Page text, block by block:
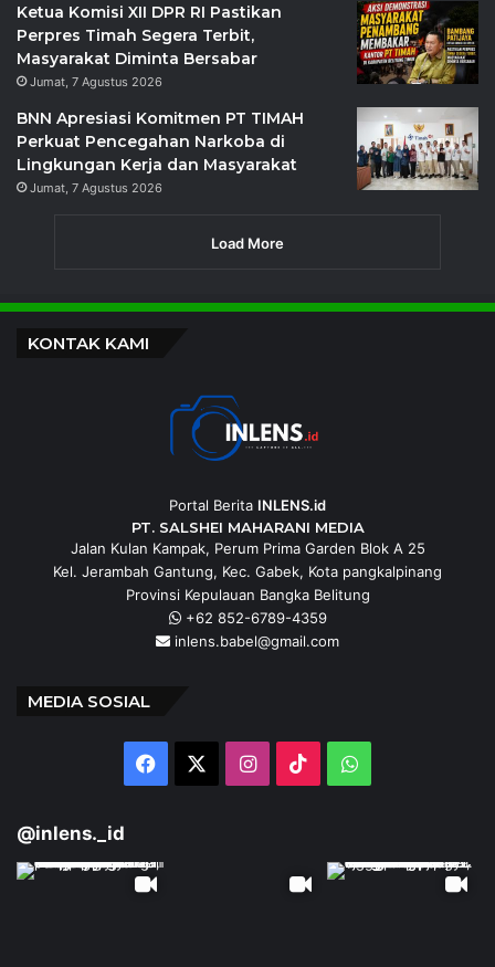
Ketua Komisi XII DPR RI Pastikan
Perpres Timah Segera Terbit,
Masyarakat Diminta Bersabar
Jumat, 7 Agustus 2026
BNN Apresiasi Komitmen PT TIMAH
Perkuat Pencegahan Narkoba di
Lingkungan Kerja dan Masyarakat
Jumat, 7 Agustus 2026
Load More
KONTAK KAMI
Portal Berita INLENS.id
PT. SALSHEI MAHARANI MEDIA
Jalan Kulan Kampak, Perum Prima Garden Blok A 25
Kel. Jerambah Gantung, Kec. Gabek, Kota pangkalpinang
Provinsi Kepulauan Bangka Belitung
+62 852-6789-4359
inlens.babel@gmail.com
MEDIA SOSIAL
Facebook Instagram
TikTokWhatsApp
@inlens._id